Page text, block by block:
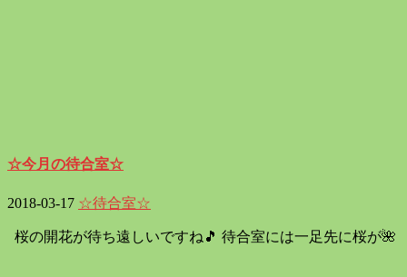
☆今月の待合室☆
2018-03-17 ☆待合室☆
桜の開花が待ち遠しいですね🎵 待合室には一足先に桜が🌺